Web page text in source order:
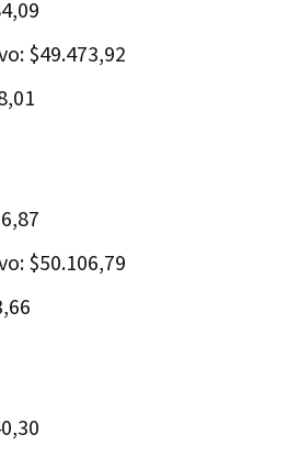
$49.473,92
$50.106,79